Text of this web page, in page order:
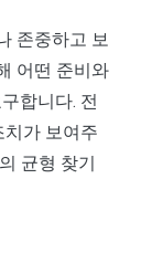
존중하고 보
어떤 준비와
합니다. 전
치가 보여주
균형 찾기